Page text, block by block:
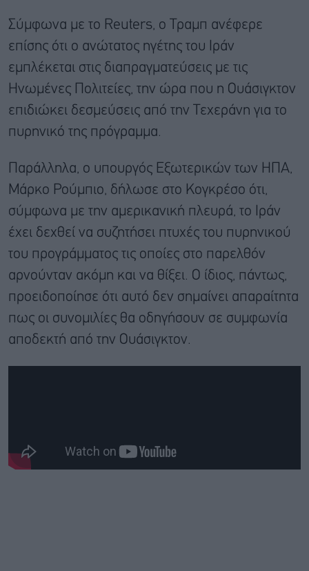
Σύμφωνα με το Reuters, ο Τραμπ ανέφερε
επίσης ότι ο ανώτατος ηγέτης του Ιράν
εμπλέκεται στις διαπραγματεύσεις με τις
Ηνωμένες Πολιτείες, την ώρα που η Ουάσιγκτον
επιδιώκει δεσμεύσεις από την Τεχεράνη για το
πυρηνικό της πρόγραμμα.
Παράλληλα, ο υπουργός Εξωτερικών των ΗΠΑ,
Μάρκο Ρούμπιο, δήλωσε στο Κογκρέσο ότι,
σύμφωνα με την αμερικανική πλευρά, το Ιράν
έχει δεχθεί να συζητήσει πτυχές του πυρηνικού
του προγράμματος τις οποίες στο παρελθόν
αρνούνταν ακόμη και να θίξει. Ο ίδιος, πάντως,
προειδοποίησε ότι αυτό δεν σημαίνει απαραίτητα
πως οι συνομιλίες θα οδηγήσουν σε συμφωνία
αποδεκτή από την Ουάσιγκτον.